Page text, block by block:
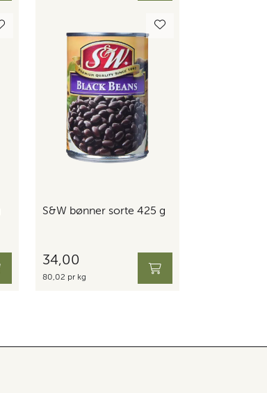
S&W bønner sorte 425 g
34,00
80,02 pr kg